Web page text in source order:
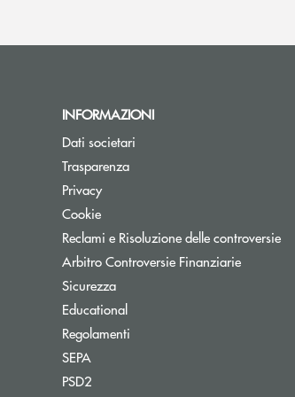
INFORMAZIONI
Dati societari
Trasparenza
Privacy
Cookie
Reclami e Risoluzione delle controversie
Arbitro Controversie FinanziarieApre
Sicurezza
Educational
Regolamenti
SEPA
PSD2